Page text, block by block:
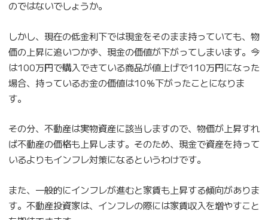
のではないでしょうか。
しかし、現在の低金利下では現金をそのまま持っていても、物
価の上昇に追いつかず、現金の価値が下がってしまいます。今
は100万円で購入できている商品が値上げで110万円になった
場合、持っているお金の価値は10％下がったことになりま
す。
その分、不動産は実物資産に該当しますので、物価が上昇すれ
ば不動産の価格も上昇します。そのため、現金で資産を持って
いるよりもインフレ対策になるというわけです。
また、一般的にインフレが進むと家賃も上昇する傾向がありま
す。不動産投資家は、インフレの際には家賃収入を増やすこと